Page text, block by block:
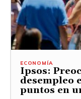
ECONOMÍA
Ipsos:
desempleo
puntos en